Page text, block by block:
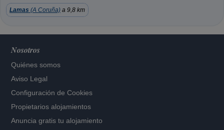
Lamas (A Coruña) a 9,8 km
Nosotros
Quiénes somos
Aviso Legal
Configuración de Cookies
Propietarios alojamientos
Anuncia gratis tu alojamiento